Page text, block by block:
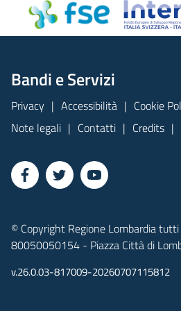
Bandi e Servizi
Privacy Accessibilità
Cookie
Note legali
Contatti Credits
© Copyright Regione Lombardia
80050050154 - Piazza Città di
v.26.0.03-817009-20260707115812